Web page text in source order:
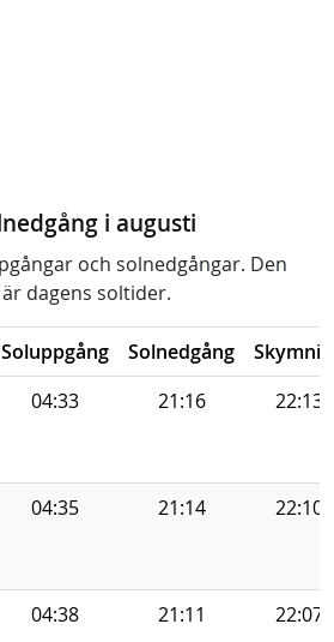
i augusti
och solnedgångar. Den
dagens soltider.
Soluppgång Solnedgång
04:33 21:16 22:13
04:35 21:14 22:10
04:38 21:11 22:07